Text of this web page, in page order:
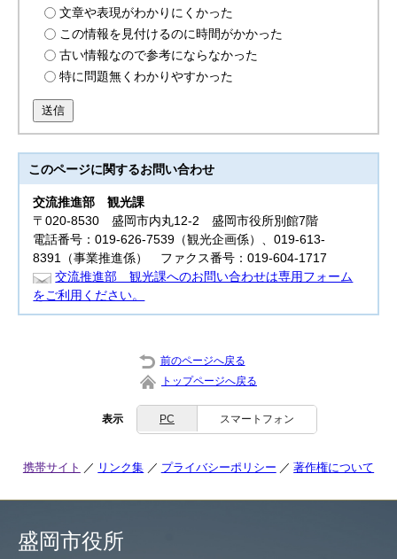
文章や表現がわかりにくかった
この情報を見付けるのに時間がかかった
古い情報なので参考にならなかった
特に問題無くわかりやすかった
送信
このページに関するお問い合わせ
交流推進部観光課
〒020-8530 盛岡市内丸12-2 盛岡市役所別館7階
電話番号：019-626-7539（観光企画係）、019-613-
8391（事業推進係） ファクス番号：019-604-1717
交流推進部 観光課へのお問い合わせは専用フォーム
をご利用ください。
前のページへ戻る
トップページへ戻る
表示 PC スマートフォン
携帯サイト リンク集 プライバシーポリシー 著作権について
盛岡市役所